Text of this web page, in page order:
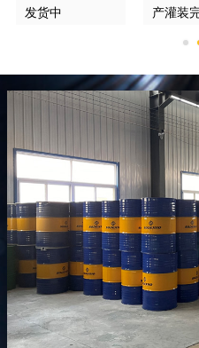
发货中
产灌装